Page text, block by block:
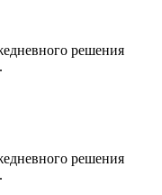
решения
решения